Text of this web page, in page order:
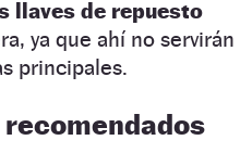
llaves de repuesto
ya que ahí no servirán
principales.